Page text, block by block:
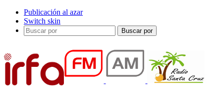
Publicación al azar
Switch skin
Buscar por